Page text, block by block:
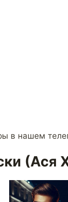
в нашем
(Ася